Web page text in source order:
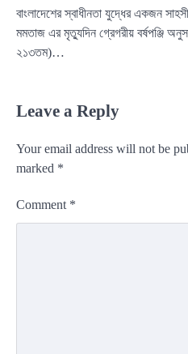
বাংলাদেশের স্বাধীনতা যুদ্ধের একজন
মমতাজ এর মৃত্যুদিন গ্রেগরীয় বর্ষপঞ্জি
২১৩তম)…
Leave a Reply
Your email address will not be
marked *
Comment *